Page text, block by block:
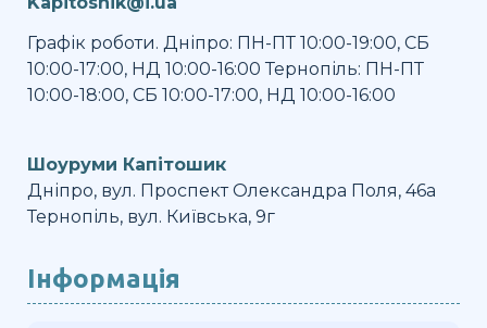
Графік роботи. Дніпро: ПН-ПТ 10:00-19:00, СБ
10:00-17:00, НД 10:00-16:00 Тернопіль: ПН-ПТ
10:00-18:00, СБ 10:00-17:00, НД 10:00-16:00
Шоуруми Капітошик
Дніпро, вул. Проспект Олександра Поля, 46а
Тернопіль, вул. Київська, 9г
Інформація